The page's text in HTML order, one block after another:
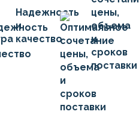
Надежность
и
качество
цены,
объема
и
сроков
поставки